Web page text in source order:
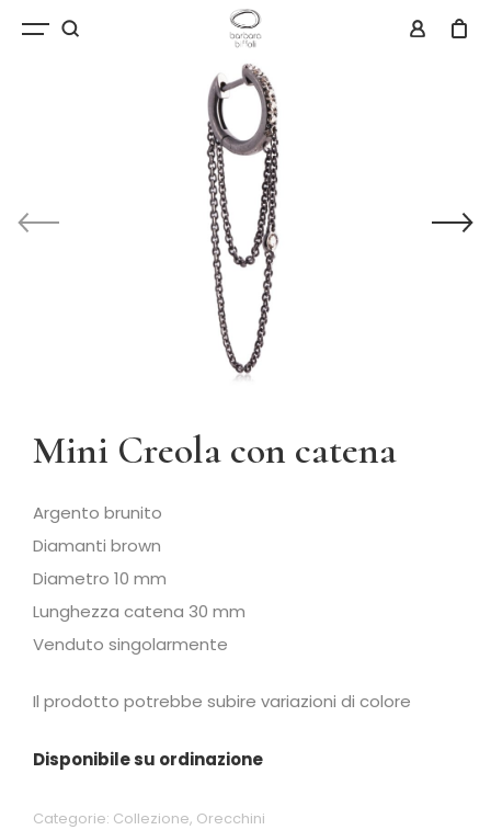
Mini Creola con catena
Argento brunito
Diamanti brown
Diametro 10 mm
Lunghezza catena 30 mm
Venduto singolarmente
Il prodotto potrebbe subire variazioni di colore
Disponibile su ordinazione
Categorie: Collezione, Orecchini